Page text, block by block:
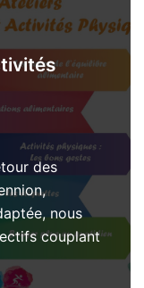
des
nous
couplant